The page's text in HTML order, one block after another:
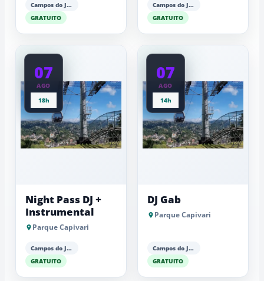
Campos do Jordão
GRATUITO
Campos do Jordão
GRATUITO
07
AGO
18h
Night Pass DJ +
Instrumental
Parque Capivari
Campos do Jordão
GRATUITO
07
AGO
14h
DJ Gab
Parque Capivari
Campos do Jordão
GRATUITO